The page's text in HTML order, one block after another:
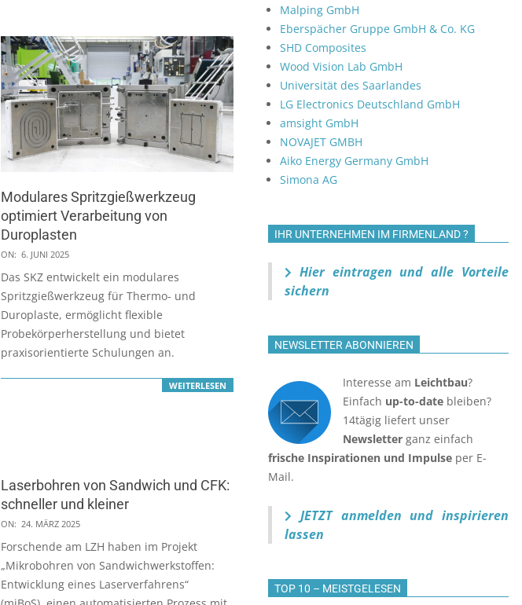
Modulares Spritzgießwerkzeug
optimiert Verarbeitung von
Duroplasten
2025-
06-
06
ON: 6. JUNI 2025
Das SKZ entwickelt ein modulares
Spritzgießwerkzeug für Thermo- und
Duroplaste, ermöglicht flexible
Probekörperherstellung und bietet
praxisorientierte Schulungen an.
WEITERLESEN
Laserbohren von Sandwich und CFK:
schneller und kleiner
2025-
03-
24
ON: 24. MÄRZ 2025
Forschende am LZH haben im Projekt
„Mikrobohren von Sandwichwerkstoffen:
Entwicklung eines Laserverfahrens“
Malping GmbH
Eberspächer Gruppe GmbH & Co. KG
SHD Composites
Wood Vision Lab GmbH
Universität des Saarlandes
LG Electronics Deutschland GmbH
amsight GmbH
NOVAJET GMBH
Aiko Energy Germany GmbH
Simona AG
IHR UNTERNEHMEN IM FIRMENLAND ?
Hier eintragen und alle Vorteile
sichern
NEWSLETTER ABONNIEREN
Interesse am Leichtbau?
Einfach up-to-date bleiben?
14tägig liefert unser
Newsletter ganz einfach
frische Inspirationen und Impulse per E-
Mail.
JETZT anmelden und inspirieren
lassen
TOP 10 – MEISTGELESEN